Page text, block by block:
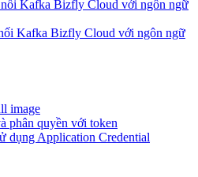
Kafka Bizfly Cloud với ngôn ngữ
Kafka Bizfly Cloud với ngôn ngữ
image
phân quyền với token
dụng Application Credential